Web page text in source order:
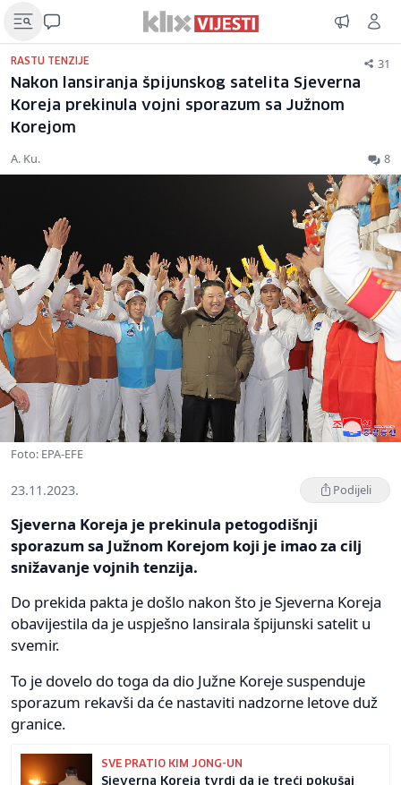
RASTU TENZIJE 31
Nakon lansiranja špijunskog satelita Sjeverna
Koreja prekinula vojni sporazum sa Južnom
Korejom
A. Ku. 8
Foto: EPA-EFE
23.11.2023. Podijeli
Sjeverna Koreja je prekinula petogodišnji
sporazum sa Južnom Korejom koji je imao za cilj
snižavanje vojnih tenzija.
Do prekida pakta je došlo nakon što je Sjeverna Koreja
obavijestila da je uspješno lansirala špijunski satelit u
svemir.
To je dovelo do toga da dio Južne Koreje suspenduje
sporazum rekavši da će nastaviti nadzorne letove duž
granice.
SVE PRATIO KIM JONG-UN
Sjeverna Koreja tvrdi da je treći pokušaj